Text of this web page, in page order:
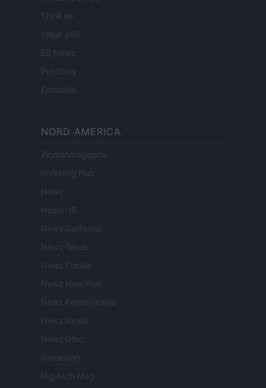
Think.es
Viajar 365
ES Newz
Pet Story
Encocina
NORD AMERICA
Womanmagazine
Investing Plus
Newz
Newz US
Newz California
Newz Texas
Newz Florida
Newz New York
Newz Pennsylvania
Newz Illinois
Newz Ohio
Gameland
Hig Tech Mag